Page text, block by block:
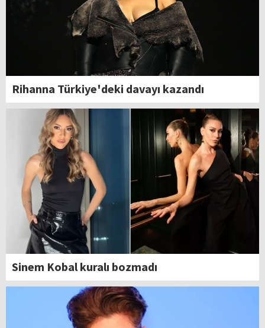
Rihanna Türkiye'deki davayı kazandı
Sinem Kobal kuralı bozmadı